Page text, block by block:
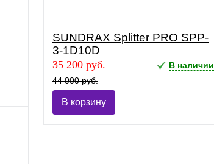
SUNDRAX Splitter PRO SPP-
3-1D10D
35 200 руб.
44 000 руб.
В наличии
В корзину